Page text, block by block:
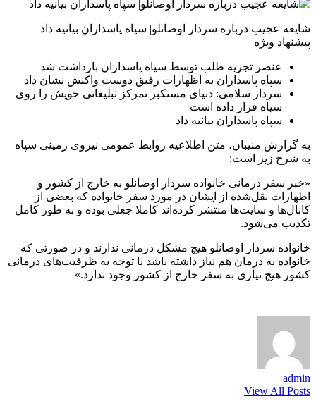
شایعه عجیب درباره سردار اوصانلو| سپاه پاسداران بیانیه داد
پیشنهاد ویژه
عنصر تجزیه طلب توسط سپاه پاسداران بازداشت شد
سپاه پاسداران به اظهارات رفیق دوست واکنش نشان داد
سردار سلامی: دنیای مستکبر تمرکز تبلیغاتی خویش را روی
سپاه قرار داده است
سپاه پاسداران بیانیه داد
به گزارش منیبان، متن اطلاعیه روابط عمومی نیروی زمینی سپاه
به شرح زیر است:
«خبر سفر درمانی خانواده سردار اوصانلو به خارج از کشور و
اظهارات نقل‌شده از ایشان در مورد سفر خانواده که بعضی از
کانال‌ها و سایت‌ها منتشر کرده‌اند کاملا جعلی بوده و به طور کامل
تکذیب می‌شود.
خانواده سردار اوصانلو هیچ مشکل درمانی ندارند و در صورتی که
خانواده به درمان هم نیاز داشته باشد با توجه به ظرفیت‌های درمانی
کشور هیچ نیازی به سفر خارج از کشور وجود ندارد.»
admin
View All Posts